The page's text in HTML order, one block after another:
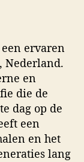
ervaren
Nederland.
en
die de
dag op de
een
en het
lang